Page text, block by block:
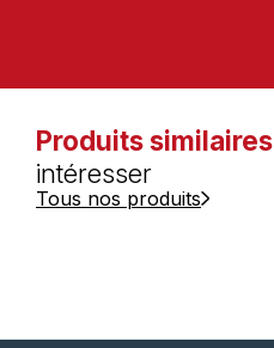
Produits similaires
intéresser
Tous nos produits